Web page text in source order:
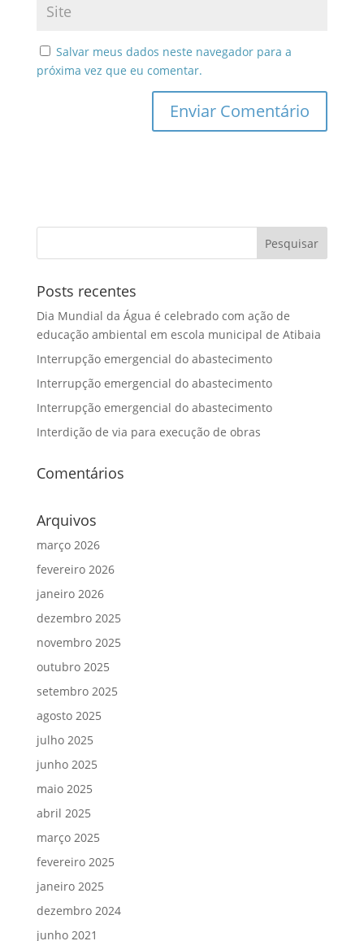
Salvar meus dados neste navegador para a
próxima vez que eu comentar.
Posts recentes
Dia Mundial da Água é celebrado com ação de
educação ambiental em escola municipal de Atibaia
Interrupção emergencial do abastecimento
Interrupção emergencial do abastecimento
Interrupção emergencial do abastecimento
Interdição de via para execução de obras
Comentários
Arquivos
março 2026
fevereiro 2026
janeiro 2026
dezembro 2025
novembro 2025
outubro 2025
setembro 2025
agosto 2025
julho 2025
junho 2025
maio 2025
abril 2025
março 2025
fevereiro 2025
janeiro 2025
dezembro 2024
junho 2021